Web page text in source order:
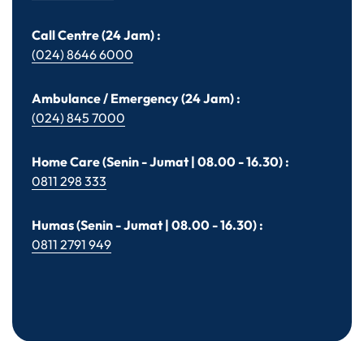
Call Centre (24 Jam) :
(024) 8646 6000
Ambulance / Emergency (24 Jam) :
(024) 845 7000
Home Care (Senin - Jumat | 08.00 - 16.30) :
0811 298 333
Humas (Senin - Jumat | 08.00 - 16.30) :
0811 2791 949